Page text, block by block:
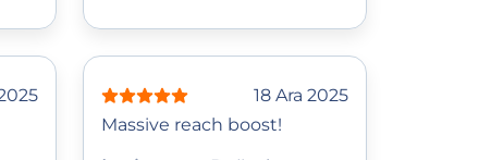
18 Ara 2025
Massive reach boost!